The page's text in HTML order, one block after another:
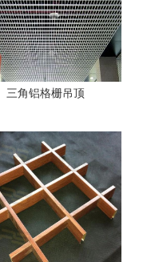
三角铝格栅吊顶